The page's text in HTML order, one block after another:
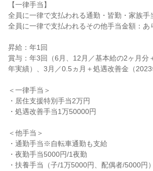
【一律手当】
全員に一律で支払われる通勤・皆勤・家族手
全員に一律で支払われるその他手当金額：あ
昇給：年1回
賞与：年3回（6月、12月／基本給の2ヶ月分
年実績）、3月／0.5ヵ月＋処遇改善金（2023
＜一律手当＞
・居住支援特別手当2万円
・処遇改善手当1万50000円
＜他手当＞
・通勤手当※自転車通勤も支給
・夜勤手当5000円/1夜勤
・扶養手当（子/1万5000円、配偶者/5000円）